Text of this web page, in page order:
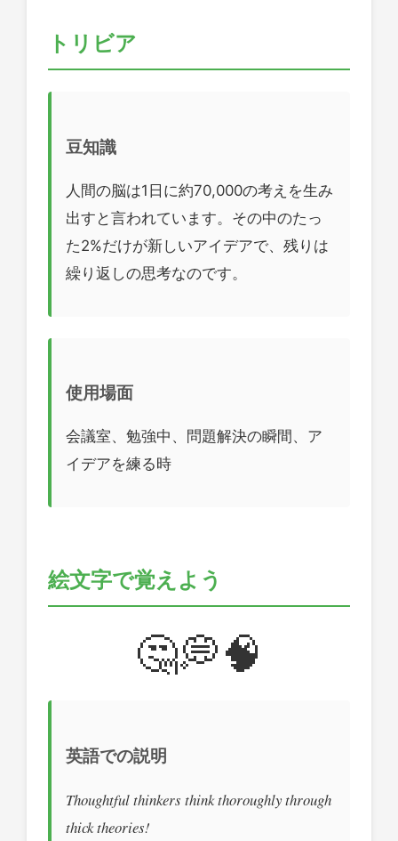
トリビア
豆知識
人間の脳は1日に約70,000の考えを生み
出すと言われています。その中のたっ
た2%だけが新しいアイデアで、残りは
繰り返しの思考なのです。
使用場面
会議室、勉強中、問題解決の瞬間、ア
イデアを練る時
絵文字で覚えよう
🤔💭🧠
英語での説明
Thoughtful thinkers think thoroughly through
thick theories!